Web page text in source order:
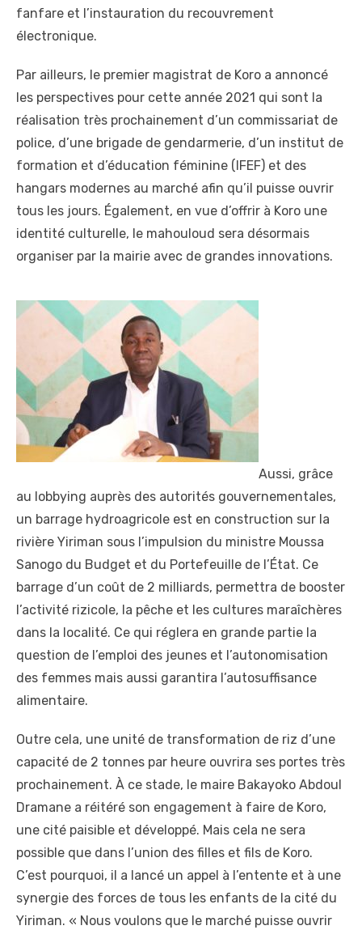
fanfare et l’instauration du recouvrement
électronique.
Par ailleurs, le premier magistrat de Koro a annoncé
les perspectives pour cette année 2021 qui sont la
réalisation très prochainement d’un commissariat de
police, d’une brigade de gendarmerie, d’un institut de
formation et d’éducation féminine (IFEF) et des
hangars modernes au marché afin qu’il puisse ouvrir
tous les jours. Également, en vue d’offrir à Koro une
identité culturelle, le mahouloud sera désormais
organiser par la mairie avec de grandes innovations.
Aussi, grâce
au lobbying auprès des autorités gouvernementales,
un barrage hydroagricole est en construction sur la
rivière Yiriman sous l’impulsion du ministre Moussa
Sanogo du Budget et du Portefeuille de l’État. Ce
barrage d’un coût de 2 milliards, permettra de booster
l’activité rizicole, la pêche et les cultures maraîchères
dans la localité. Ce qui réglera en grande partie la
question de l’emploi des jeunes et l’autonomisation
des femmes mais aussi garantira l’autosuffisance
alimentaire.
Outre cela, une unité de transformation de riz d’une
capacité de 2 tonnes par heure ouvrira ses portes très
prochainement. À ce stade, le maire Bakayoko Abdoul
Dramane a réitéré son engagement à faire de Koro,
une cité paisible et développé. Mais cela ne sera
possible que dans l’union des filles et fils de Koro.
C’est pourquoi, il a lancé un appel à l’entente et à une
synergie des forces de tous les enfants de la cité du
Yiriman. « Nous voulons que le marché puisse ouvrir